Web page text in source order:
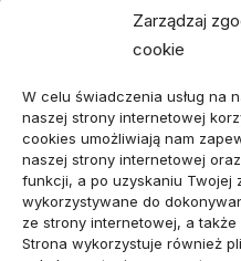
Zarządzaj
cookie
W celu świadczenia usług na
naszej strony internetowej
cookies umożliwiają nam
naszej strony internetowej
funkcji, a po uzyskaniu Twojej
wykorzystywane do
ze strony internetowej, a
Strona wykorzystuje również
Biznes, Finanse(78)
Budownictwo, Przemysł
Dom, Ogród(79)
Edukacja, Rozrywka(34)